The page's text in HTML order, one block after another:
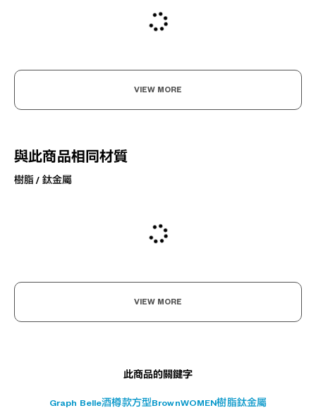
VIEW MORE
與此商品相同材質
樹脂 / 鈦金屬
VIEW MORE
此商品的關鍵字
Graph Belle酒樽款方型BrownWOMEN樹脂鈦金屬